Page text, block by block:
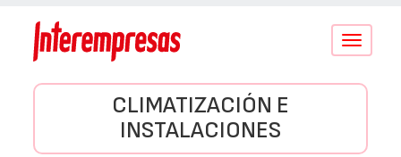
Conmutar
CLIMATIZACIÓN E
INSTALACIONES